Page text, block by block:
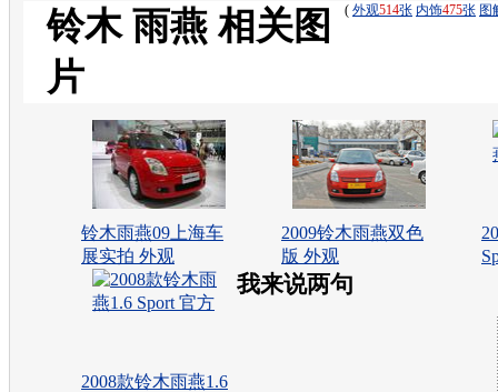
( 外观514张 内饰475张 图
铃木 雨燕 相关图
片
铃木雨燕09上海车
展实拍 外观
2009铃木雨燕双色
版 外观
2008款铃木雨燕1.6
我来说两句